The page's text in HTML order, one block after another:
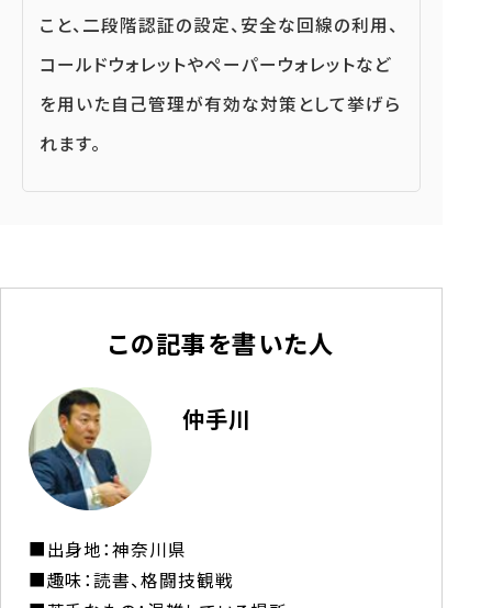
こと、二段階認証の設定、安全な回線の利用、
コールドウォレットやペーパーウォレットなど
を用いた自己管理が有効な対策として挙げら
れます。
この記事を書いた人
仲手川
■出身地：神奈川県
■趣味：読書、格闘技観戦